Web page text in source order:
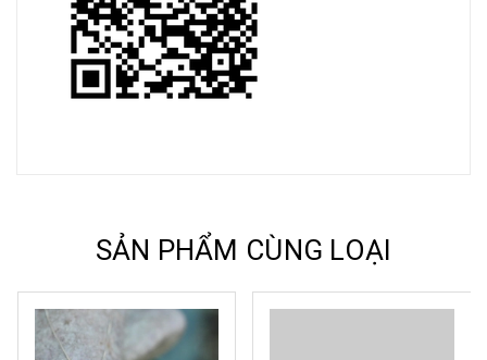
SẢN PHẨM CÙNG LOẠI